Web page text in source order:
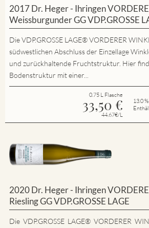
2017 Dr. Heger - Ihringen
Weissburgunder GG VDP.GROSSE
Die VDP.GROSSE LAGE® VORDERER
südwestlichen Abschluss der Einzellage
und zurückhaltende Fruchtstruktur. Hier
Bodenstruktur mit einer...
0.75 L Flasche
33,50 €
44.67€/L
13.0
2020 Dr. Heger - Ihringen
Riesling GG VDP.GROSSE LAGE
Die VDP.GROSSE LAGE® VORDERER